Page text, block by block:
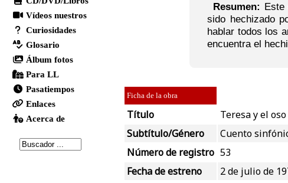
Resumen: Este
sido hechizado
hablar todos los
encuentra el
Ficha de la obra
Título
Teresa y el oso
Subtítulo/Género
Cuento
Número de registro 53
Fecha de estreno
2 de julio de